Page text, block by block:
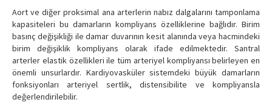
Aort ve diğer proksimal ana arterlerin nabız dalgalarını tamponlama
kapasiteleri bu damarların kompliyans özelliklerine bağlıdır. Birim
basınç değişikliği ile damar duvarının kesit alanında veya hacmindeki
birim değişiklik kompliyans olarak ifade edilmektedir. Santral
arterler elastik özellikleri ile tüm arteriyel kompliyansı belirleyen en
önemli unsurlardır. Kardiyovasküler sistemdeki büyük damarların
fonksiyonları arteriyel sertlik, distensibilite ve kompliyansla
değerlendirilebilir.